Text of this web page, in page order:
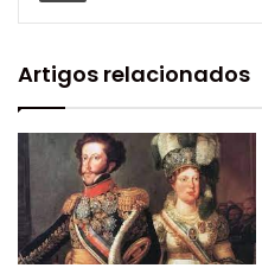
Artigos relacionados